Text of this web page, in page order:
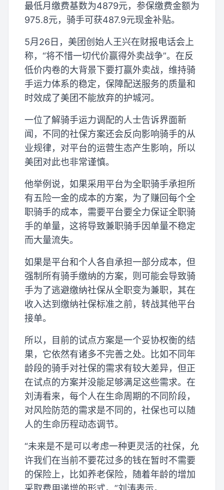
最低月缴费基数为4879元，参保缴费金额为
975.8元，骑手可获487.9元现金补贴。
5月26日，美团创始人王兴在财报电话会上
称，“将不惜一切代价赢得外卖战争”。在反
低价内卷的大背景下要打赢外卖战，维持骑
手运力体系的稳定，保障配送服务的质量和
时效成了美团不能放弃的护城河。
一位了解骑手运力调配的人士告诉界面新
闻，不同的社保方案还会反向影响骑手的从
业规律，对平台的运营生态产生影响，所以
美团对此也非常谨慎。
他举例说，如果采用平台为全职骑手承担所
有五险一金的成本的方案，为了赚回每个全
职骑手的成本，需要平台要全力保证全职骑
手的单量，这将导致兼职骑手因单量不稳定
而大量流失。
如果是平台和个人各自承担一部分成本，但
强制所有骑手缴纳的方案，则可能会导致骑
手为了逃避缴纳社保从全职变为兼职，其在
收入达到缴纳社保标准之前，转战其他平台
接单。
所以，目前的试点方案是一个妥协权衡的结
果，它依然有诸多不完善之处。比如不同年
龄段的骑手对社保的需求有较大差异，但正
在试点的方案并没能足够满足这些需求。在
刘涛看来，每个人在生命周期的不同阶段，
对风险防范的需求是不同的，社保也可以随
人的生命历程动态调节。
“未来是不是可以考虑一种更灵活的社保，允
许我们在当前不要花过多的钱在暂时不需要
的保险上，比如养老保险，随着年龄的增加